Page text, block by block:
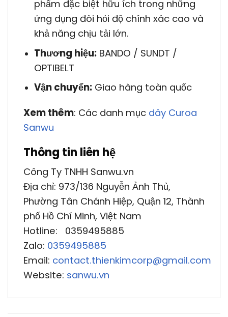
phẩm đặc biệt hữu ích trong những
ứng dụng đòi hỏi độ chính xác cao và
khả năng chịu tải lớn.
Thương hiệu:BANDO / SUNDT /
OPTIBELT
Vận chuyển:Giao hàng toàn quốc
Xem thêm: Các danh mục dây Curoa
Sanwu
Thông tin liên hệ
Công Ty TNHH Sanwu.vn
Địa chỉ: 973/136 Nguyễn Ảnh Thủ,
Phường Tân Chánh Hiệp, Quận 12, Thành
phố Hồ Chí Minh, Việt Nam
Hotline: 0359495885
Zalo: 0359495885
Email: contact.thienkimcorp@gmail.com
Website: sanwu.vn